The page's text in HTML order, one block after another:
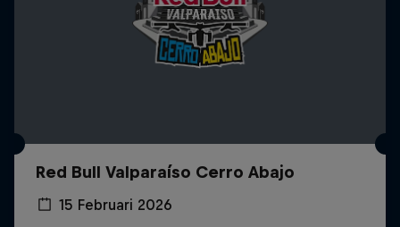
Red Bull Valparaíso Cerro Abajo
15 Februari 2026